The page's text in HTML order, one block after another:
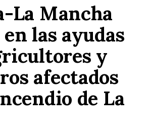
La Mancha
las ayudas
y
afectados
de La